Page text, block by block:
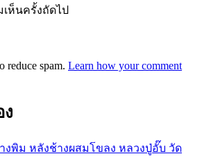
ห็นครั้งถัดไป
reduce spam. Learn how your comment